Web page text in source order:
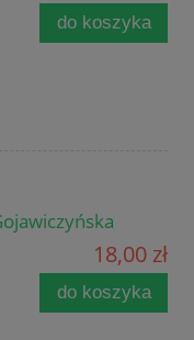
do koszyka
18,00 zł
do koszyka